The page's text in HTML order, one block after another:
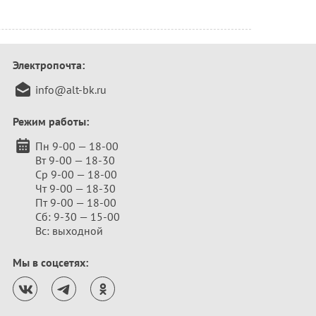
Электропочта:
info@alt-bk.ru
Режим работы:
Пн 9-00 — 18-00
Вт 9-00 — 18-30
Ср 9-00 — 18-00
Чт 9-00 — 18-30
Пт 9-00 — 18-00
Сб: 9-30 — 15-00
Вс: выходной
Мы в соцсетях: